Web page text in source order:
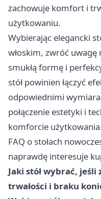
zachowuje komfort i
użytkowaniu.
Wybierając elegancki
włoskim, zwróć uwagę
smukłą formę i
stół powinien łączyć
odpowiednimi
połączenie estetyki i
komforcie
FAQ o stołach
naprawdę interesuje
Jaki stół wybrać,
trwałości i braku